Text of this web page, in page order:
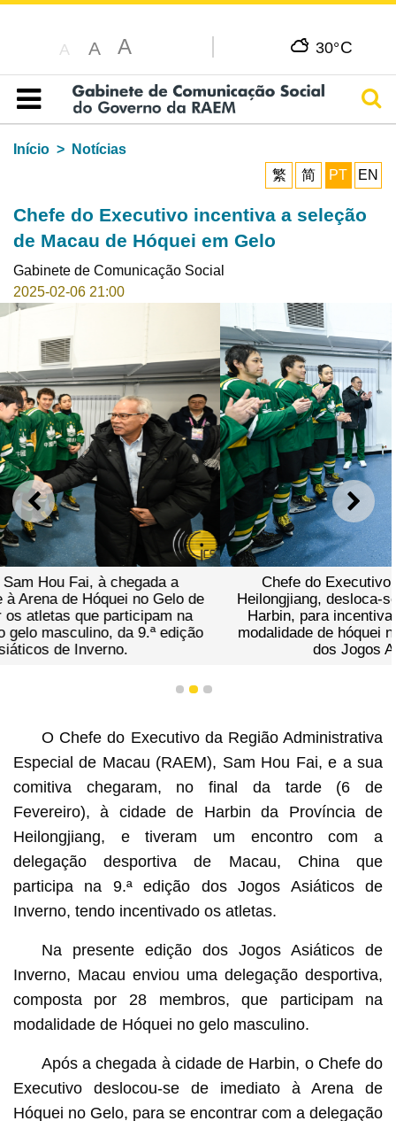
A A A 30°C
Índice
Início
Notícias
繁
简 PT EN
Chefe do Executivo incentiva a seleção
de Macau de Hóquei em Gelo
Gabinete de Comunicação Social
2025-02-06 21:00
ANTERIOR
Chefe do Executivo, Sam Hou Fai, à chegada a
Heilongjiang, desloca-se à Arena de Hóquei no Gelo de
Harbin, para incentivar os atletas que participam na
modalidade de hóquei no gelo masculino, da 9.ª edição
dos Jogos Asiáticos de Inverno.
1 2 3
O Chefe do Executivo da Região Administrativa
Especial de Macau (RAEM), Sam Hou Fai, e a sua
comitiva chegaram, no final da tarde (6 de
Fevereiro), à cidade de Harbin da Província de
Heilongjiang, e tiveram um encontro com a
delegação desportiva de Macau, China que
participa na 9.ª edição dos Jogos Asiáticos de
Inverno, tendo incentivado os atletas.
Na presente edição dos Jogos Asiáticos de
Inverno, Macau enviou uma delegação desportiva,
composta por 28 membros, que participam na
modalidade de Hóquei no gelo masculino.
Após a chegada à cidade de Harbin, o Chefe do
Executivo deslocou-se de imediato à Arena de
Hóquei no Gelo, para se encontrar com a delegação